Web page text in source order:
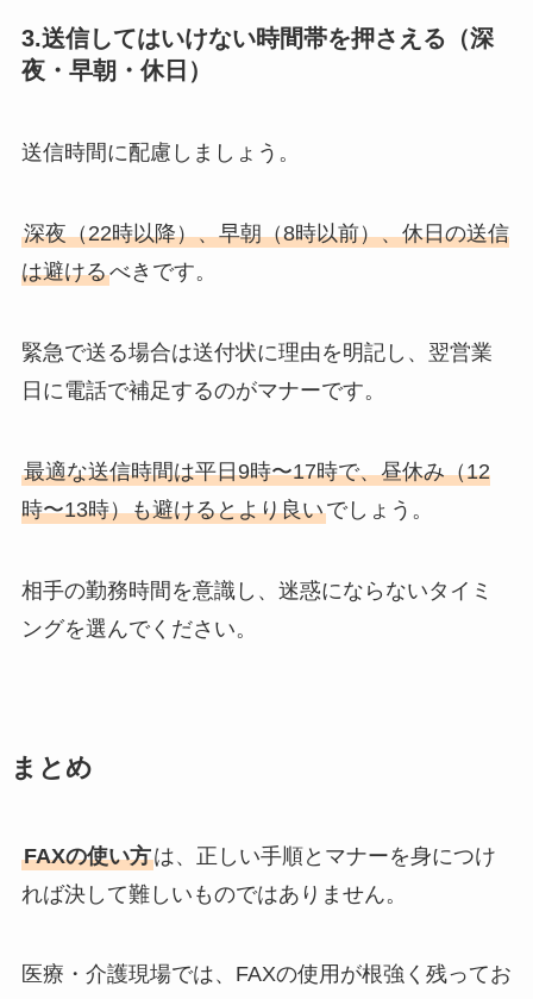
3.送信してはいけない時間帯を押さえる（深
夜・早朝・休日）
送信時間に配慮しましょう。
深夜（22時以降）、早朝（8時以前）、休日の送信
は避けるべきです。
緊急で送る場合は送付状に理由を明記し、翌営業
日に電話で補足するのがマナーです。
最適な送信時間は平日9時〜17時で、昼休み（12
時〜13時）も避けるとより良いでしょう。
相手の勤務時間を意識し、迷惑にならないタイミ
ングを選んでください。
まとめ
FAXの使い方は、正しい手順とマナーを身につけ
れば決して難しいものではありません。
医療・介護現場では、FAXの使用が根強く残ってお